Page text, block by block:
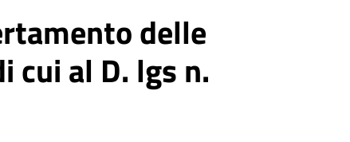
delle
cui al D. lgs n.